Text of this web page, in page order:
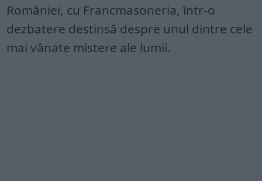
României, cu Francmasoneria, într-o
dezbatere destinsă despre unul dintre cele
mai vânate mistere ale lumii.